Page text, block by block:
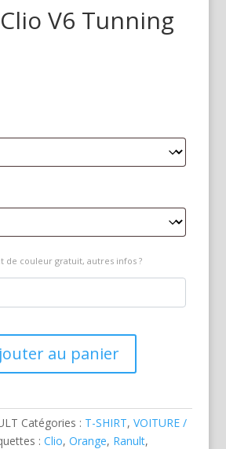
V6 Tunning
de couleur gratuit, autres infos ?
au panier
Catégories : T-SHIRT, VOITURE /
: Clio, Orange, Ranult,